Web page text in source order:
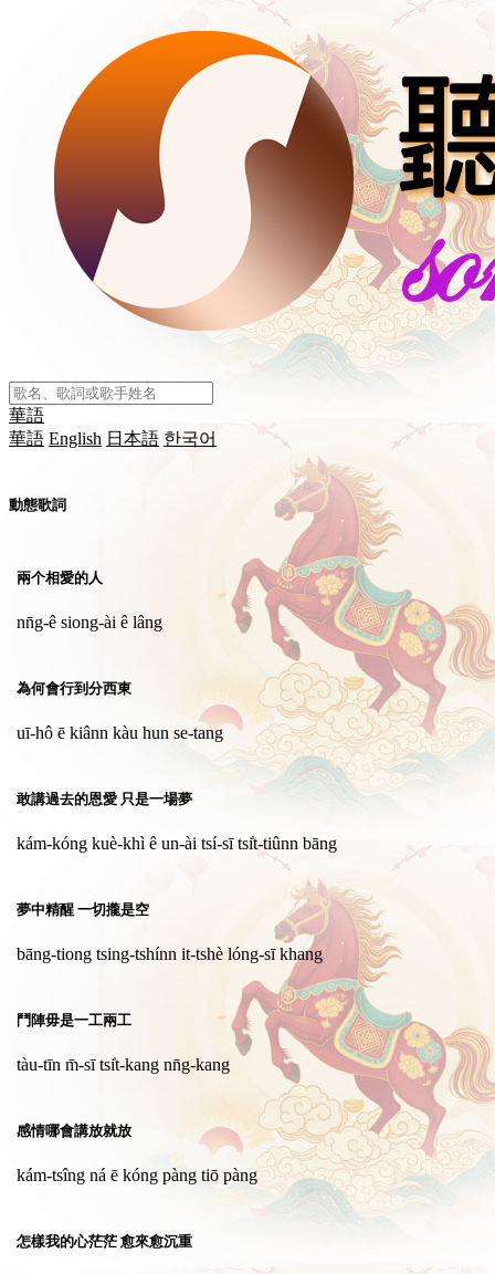
華語
華語 English 日本語 한국어
動態歌詞
兩个相愛的人
nn̄g-ê siong-ài ê lâng
為何會行到分西東
uī-hô ē kiânn kàu hun se-tang
敢講過去的恩愛 只是一場夢
kám-kóng kuè-khì ê un-ài tsí-sī tsi̍t-tiûnn bāng
夢中精醒 一切攏是空
bāng-tiong tsing-tshínn it-tshè lóng-sī khang
鬥陣毋是一工兩工
tàu-tīn m̄-sī tsi̍t-kang nn̄g-kang
感情哪會講放就放
kám-tsîng ná ē kóng pàng tiō pàng
怎樣我的心茫茫 愈來愈沉重